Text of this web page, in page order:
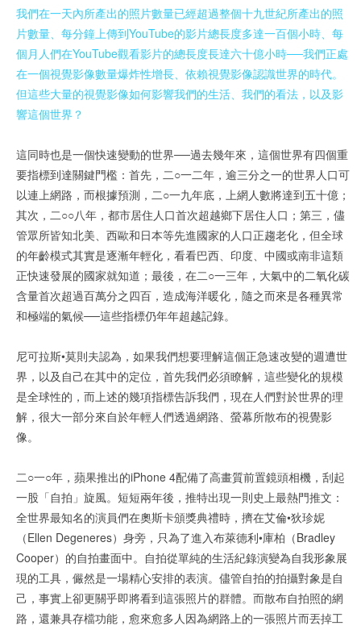
我們在一天內所產出的照片數量已經超過整個十九世紀所產出的照
片數量、每分鐘上傳到YouTube的影片總長度多達一百個小時、每
個月人們在YouTube觀看影片的總長度長達六十億小時──我們正處
在一個視覺影像數量爆炸性增長、依賴視覺影像認識世界的時代。
但這些大量的視覺影像如何影響我們的生活、我們的看法，以及影
響這個世界？
這同時也是一個快速變動的世界──過去幾年來，這個世界有四個重
要指標到達關鍵門檻：首先，二○一二年，逾三分之一的世界人口可
以連上網路，而根據預測，二○一九年底，上網人數將達到五十億；
其次，二○○八年，都市居住人口首次超越鄉下居住人口；第三，儘
管眾所皆知北美、西歐和日本等先進國家的人口正趨老化，但全球
的年齡模式其實是逐漸年輕化，看看巴西、印度、中國或南非這類
正快速發展的國家就知道；最後，在二○一三年，大氣中的二氧化碳
含量首次超過百萬分之四百，造成海洋暖化，隨之而來是各種異常
和極端的氣候──這些指標仍年年超越記錄。
尼可拉斯•莫則夫認為，如果我們想要理解這個正急速改變的週遭世
界，以及自己在其中的定位，首先我們必須瞭解，這些變化的規模
是全球性的，而上述的幾項指標告訴我們，現在人們對於世界的理
解，很大一部分來自於年輕人們透過網路、螢幕所散布的視覺影
像。
二○一○年，蘋果推出的iPhone 4配備了高畫質前置鏡頭相機，刮起
一股「自拍」旋風。短短兩年後，推特出現一則史上最熱門推文：
全世界最知名的演員們在奧斯卡頒獎典禮時，擠在艾倫•狄珍妮
（Ellen Degeneres）身旁，只為了進入布萊德利•庫柏（Bradley
Cooper）的自拍畫面中。自拍從單純的生活紀錄演變為自我形象展
現的工具，儼然是一場精心安排的表演。儘管自拍的拍攝對象是自
己，事實上卻更關乎即將看到這張照片的群體。而散布自拍照的網
路，還兼具存檔功能，愈來愈多人因為網路上的一張照片而丟掉工